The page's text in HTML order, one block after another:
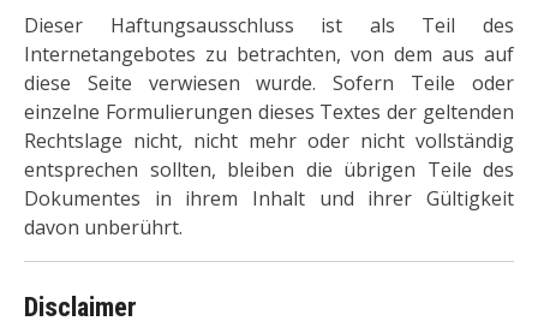
Dieser Haftungsausschluss ist als Teil des
Internetangebotes zu betrachten, von dem aus auf
diese Seite verwiesen wurde. Sofern Teile oder
einzelne Formulierungen dieses Textes der geltenden
Rechtslage nicht, nicht mehr oder nicht vollständig
entsprechen sollten, bleiben die übrigen Teile des
Dokumentes in ihrem Inhalt und ihrer Gültigkeit
davon unberührt.
Disclaimer